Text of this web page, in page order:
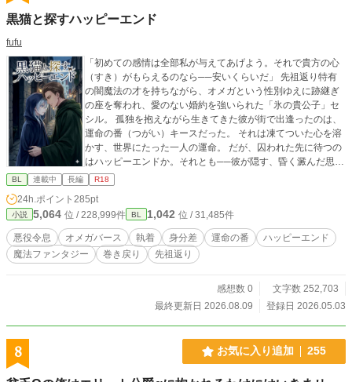
黒猫と探すハッピーエンド
fufu
「初めての感情は全部私が与えてあげよう。それで貴方の心
（すき）がもらえるのなら──安いくらいだ」 先祖返り特有
の闇魔法の才を持ちながら、オメガという性別ゆえに跡継ぎ
の座を奪われ、愛のない婚約を強いられた「氷の貴公子」セ
シル。 孤独を抱えながら生きてきた彼が街で出逢ったのは、
運命の番（つがい）キースだった。 それは凍てついた心を溶
かす、世界にたった一人の運命。 だが、囚われた先に待つの
はハッピーエンドか。それとも──彼が隠す、昏く澱んだ思惑
か。 セシル・メイナード：メイナード侯爵家の長男。水魔法
に加え、闇魔法も使いこなす魔法の天才。氷と影を使う魔法
が得意。闇魔法の能力と薄氷色の瞳と髪はメイナード家の先
祖返りの特徴。常に無表情だが、本人にその自覚はない。 キ
ース：セシルが街で出逢う運命の番。すべてが謎の男。セシ
ルの八つ年上。セシルに優しく接するが……。 ※物語は不穏
に進みますが、最終的にはハッピーエンドになります。 ※更
利用は一切禁止しております。 Do not post my artworks on
any other websites. Please do not use my works for AI trainin
BL 連載中 長編 R18
24h.ポイント 285pt
小説 5,064 位 / 228,999件 BL 1,042 位 / 31,485件
悪役令息 オメガバース 執着 身分差 運命の番
ハッピーエンド
魔法ファンタジー
巻き戻り 先祖返り
感想数 0
文字数 252,703
最終更新日 2026.08.09
登録日 2026.05.03
8 お気に入り追加 255